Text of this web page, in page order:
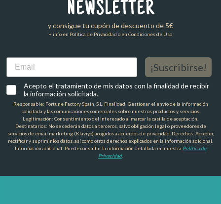
NEWSLETTER
y consigue tu cupón de descuento de 5€
+ info en Política de Privacidad o en Condiciones de Uso
Email
¡Suscribirse!
Acepto el tratamiento de mis datos con la finalidad de recibir
la información solicitada.
Responsable: Fortune Factory Spain, S.L. Finalidad: Gestionar el envío de la información
solicitada y las comunicaciones comerciales sobre nuestros productos y servicios.
Legitimación: Consentimiento del interesado al marcar la casilla de aceptación.
Destinatarios: No se cederán datos a terceros, salvo obligación legal o proveedores de
servicios de email marketing (Klaviyo) acogidos a acuerdos de privacidad. Derechos: Acceder,
rectificar y suprimir los datos, así como otros derechos explicados en la información adicional.
Información adicional: Puede consultar la información detallada en nuestra Política de
Privacidad.